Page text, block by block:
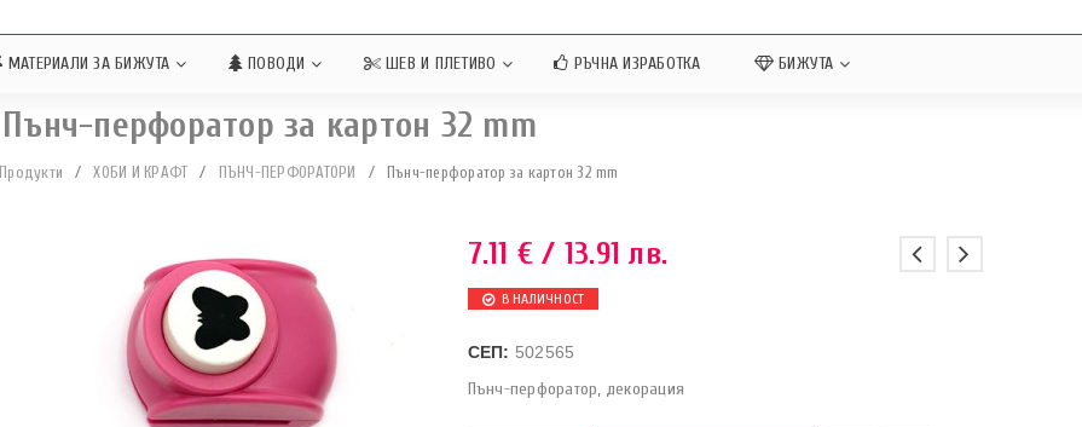
МАТЕРИАЛИ ЗА БИЖУТА ПОВОДИ ШЕВ И ПЛЕТИВО РЪЧНА ИЗРАБОТКА БИЖУТА
Пънч-перфоратор за картон 32 mm
Продукти / ХОБИ И КРАФТ / ПЪНЧ-ПЕРФОРАТОРИ / Пънч-перфоратор за картон 32 mm
7.11 € / 13.91 лв.
В НАЛИЧНОСТ
СЕП: 502565
Пънч-перфоратор, декорация